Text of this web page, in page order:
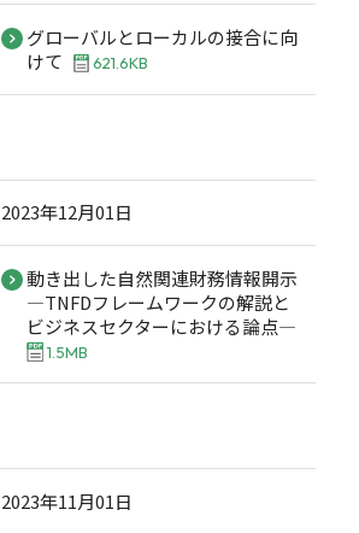
グローバルとローカルの接合に向
けて
621.6KB
2023年12月01日
動き出した自然関連財務情報開示
―TNFDフレームワークの解説と
ビジネスセクターにおける論点―
1.5MB
2023年11月01日